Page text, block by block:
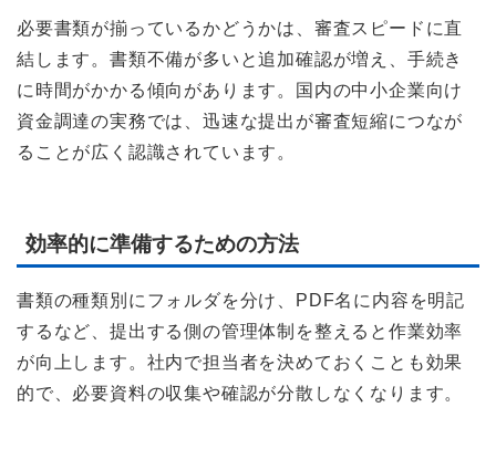
必要書類が揃っているかどうかは、審査スピードに直
結します。書類不備が多いと追加確認が増え、手続き
に時間がかかる傾向があります。国内の中小企業向け
資金調達の実務では、迅速な提出が審査短縮につなが
ることが広く認識されています。
効率的に準備するための方法
書類の種類別にフォルダを分け、PDF名に内容を明記
するなど、提出する側の管理体制を整えると作業効率
が向上します。社内で担当者を決めておくことも効果
的で、必要資料の収集や確認が分散しなくなります。